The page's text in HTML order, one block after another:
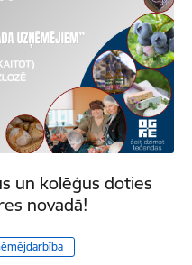
un kolēģus doties
novadā!